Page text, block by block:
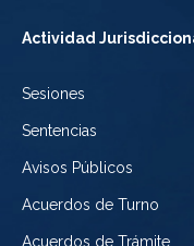
Actividad
Sesiones
Sentencias
Avisos Públicos
Acuerdos de Turno
Acuerdos de Trámite